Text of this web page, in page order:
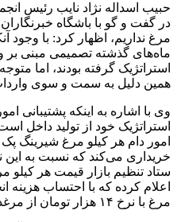
حبیب اسداله نژاد نایب رئیس
در گفت و گو با باشگاه
مرغ نداریم، اظهار کرد: با وجود
ماه‌های گذشته تصمیمی مبنی بر
استراتژیک گرفته بودند، اما
همین دلیل به سمت و سوی
وی با اشاره به اینکه پشتیبانی
استراتژیک خود از تولید داخل
خریداری می‌کند که نسبت به این
اعلام کرده که با احتساب هزینه
مرغ با نرخ ۱۴ هزار تومان از مرغداران خریداری شود.